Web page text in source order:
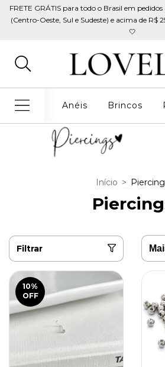
FRETE GRÁTIS para todo o Brasil em
(Centro-Oeste, Sul e Sudeste) e acima de R$
🤍
Anéis Brincos
Início >
Filtrar
10%
OFF